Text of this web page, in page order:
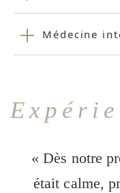
Médecine
« Dès notre
était calme,